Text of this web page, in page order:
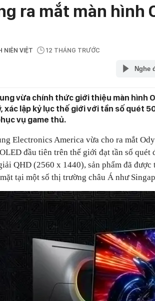
ra mắt màn hình
NIÊN VIỆT 12 THÁNG TRƯỚC
Nghe
vừa chính thức giới thiệu màn hình
xác lập kỷ lục thế giới với tần số quét
vụ game thủ.
Electronics America vừa cho ra mắt
đầu tiên trên thế giới đạt tần số
QHD (2560 x 1440), sản phẩm đã
tại một số thị trường châu Á như